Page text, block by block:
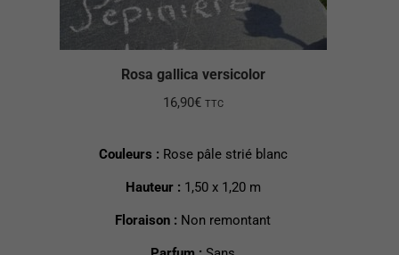
Rosa gallica versicolor
16,90€ TTC
Couleurs : Rose pâle strié blanc
Hauteur : 1,50 x 1,20 m
Floraison : Non remontant